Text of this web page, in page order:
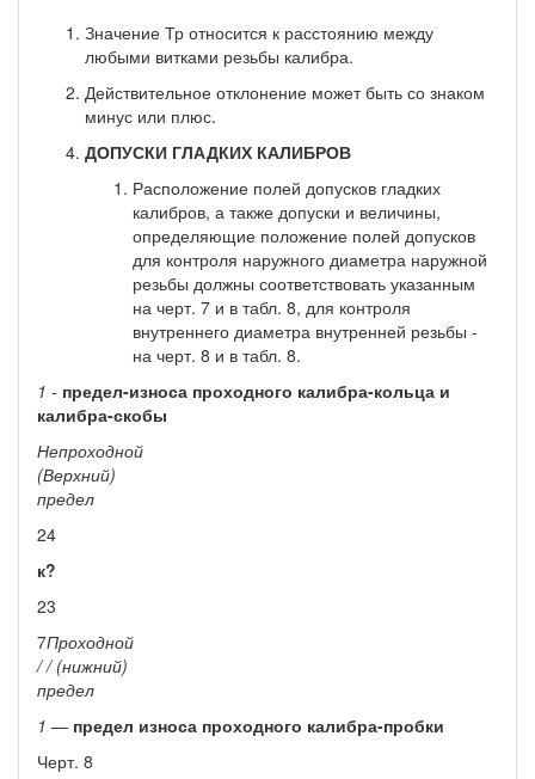
Значение Тр относится к расстоянию между
любыми витками резьбы калибра.
Действительное отклонение может быть со знаком
минус или плюс.
ДОПУСКИ ГЛАДКИХ КАЛИБРОВ
Расположение полей допусков гладких
калибров, а также допуски и величины,
определяющие положение полей допусков
для контроля на­ружного диаметра наружной
резьбы должны соответствовать указанным
на черт. 7 и в табл. 8, для контроля
внутреннего диаметра внутренней резьбы -
на черт. 8 и в табл. 8.
1 - предел-износа проходного калибра-кольца и
калибра-скобы
Непроходной
(Верхний)
предел
24
к?
23
7Проходной
/ / (нижний)
предел
1 — предел износа проходного калибра-пробки
Черт. 8